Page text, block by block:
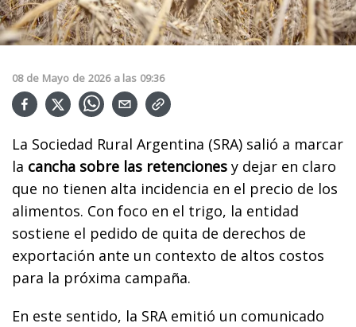
08 de Mayo de 2026 a las 09:36
La Sociedad Rural Argentina (SRA) salió a marcar
la cancha sobre las retenciones y dejar en claro
que no tienen alta incidencia en el precio de los
alimentos. Con foco en el trigo, la entidad
sostiene el pedido de quita de derechos de
exportación ante un contexto de altos costos
para la próxima campaña.
En este sentido, la SRA emitió un comunicado